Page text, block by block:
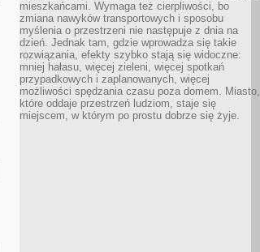
mieszkańcami. Wymaga też cierpliwości, bo
zmiana nawyków transportowych i sposobu
myślenia o przestrzeni nie następuje z dnia na
dzień. Jednak tam, gdzie wprowadza się takie
rozwiązania, efekty szybko stają się widoczne:
mniej hałasu, więcej zieleni, więcej spotkań
przypadkowych i zaplanowanych, więcej
możliwości spędzania czasu poza domem. Miasto,
które oddaje przestrzeń ludziom, staje się
miejscem, w którym po prostu dobrze się żyje.